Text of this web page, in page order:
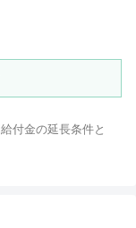
付金の延長条件と